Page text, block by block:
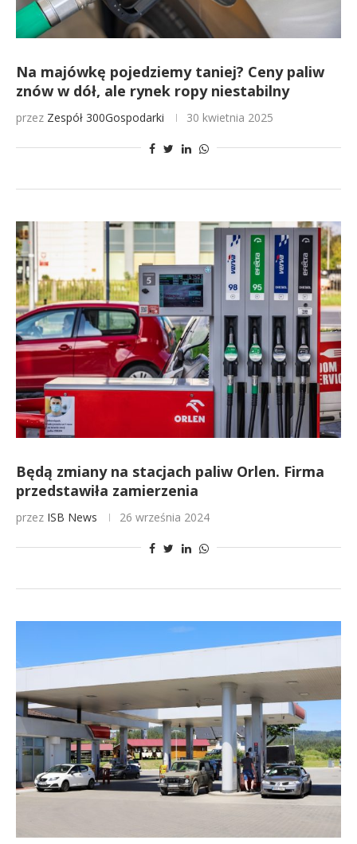
Na majówkę pojedziemy taniej? Ceny paliw
znów w dół, ale rynek ropy niestabilny
przez Zespół 300Gospodarki 30 kwietnia 2025
Będą zmiany na stacjach paliw Orlen. Firma
przedstawiła zamierzenia
przez ISB News 26 września 2024